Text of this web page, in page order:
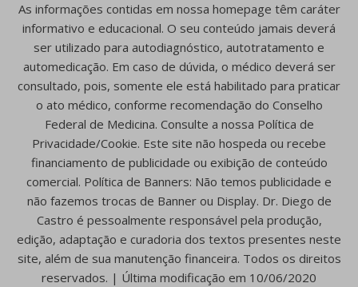
As informações contidas em nossa homepage têm caráter
informativo e educacional. O seu conteúdo jamais deverá
ser utilizado para autodiagnóstico, autotratamento e
automedicação. Em caso de dúvida, o médico deverá ser
consultado, pois, somente ele está habilitado para praticar
o ato médico, conforme recomendação do Conselho
Federal de Medicina. Consulte a nossa Política de
Privacidade/Cookie. Este site não hospeda ou recebe
financiamento de publicidade ou exibição de conteúdo
comercial. Política de Banners: Não temos publicidade e
não fazemos trocas de Banner ou Display. Dr. Diego de
Castro é pessoalmente responsável pela produção,
edição, adaptação e curadoria dos textos presentes neste
site, além de sua manutenção financeira. Todos os direitos
reservados. | Última modificação em 10/06/2020